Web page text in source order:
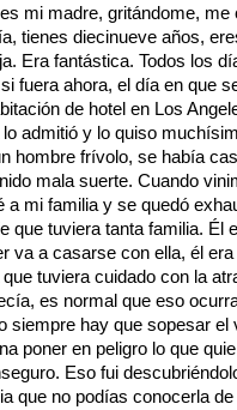
mi madre, gritándome,
tienes diecinueve años,
Era fantástica. Todos los
fuera ahora, el día en que
de hotel en Los
admitió y lo quiso
hombre frívolo, se había
mala suerte. Cuando
a mi familia y se quedó
que tuviera tanta familia. Él
va a casarse con ella, él
tuviera cuidado con la
es normal que eso
siempre hay que sopesar el
poner en peligro lo que
Eso fui
que no podías conocerla de